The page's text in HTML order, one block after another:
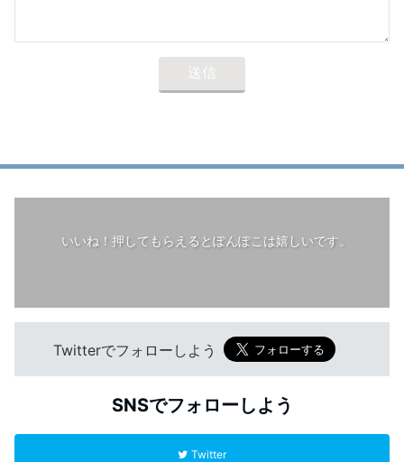
いいね！押してもらえるとぽんぽこは嬉しいです。
Twitterでフォローしよう
SNSでフォローしよう
Twitter